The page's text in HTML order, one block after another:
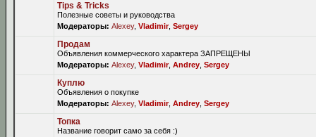
Tips & Tricks
Полезные советы и руководства
Модераторы: Alexey, Vladimir, Sergey
Продам
Объявления коммерческого характера ЗАПРЕЩЕНЫ
Модераторы: Alexey, Vladimir, Andrey Sergey
Куплю
Объявления о покупке
Модераторы: Alexey, Vladimir, Andrey Sergey
Топка
Название говорит само за себя :)